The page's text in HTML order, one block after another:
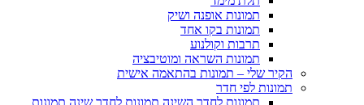
תמונות אופנה ושיק
תמונות בקו אחד
תרבות וקולנוע
תמונות השראה ומוטיבציה
הקיר שלי – תמונות בהתאמה אישית
תמונות לפי חדר
תמונות לחדר השינה תמונות לחדר שינה תמונות